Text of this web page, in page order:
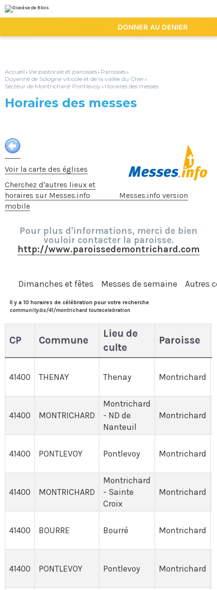
au
contenu.
la
personnels
DONNER AU DENIER
Accueil › Vie pastorale et paroisses› Paroisses›
Doyenné de Sologne viticole et de la vallée du Cher›
Secteur de Montrichard-Pontlevoy› Horaires des messes
Horaires des messes
Voir la carte des églises
Cherchez d'autres lieux et
horaires sur Messes.info Messes.info version
mobile
Pour plus d'informations, merci de bien
vouloir contacter la paroisse.
http://www.paroissedemontrichard.com
Dimanches et fêtes Messes de semaine Autres
Il y a 10 horaires de célébration pour votre recherche
community:bs/41/montrichard toutecelebration
CP Commune
Lieu de
culte
Paroisse
41400 THENAY Thenay Montrichard
41400 MONTRICHARD
Montrichard
- ND de
Nanteuil
Montrichard
41400 PONTLEVOY Pontlevoy Montrichard
41400 MONTRICHARD
Montrichard
- Sainte
Croix
Montrichard
41400 BOURRE Bourré Montrichard
41400 PONTLEVOY Pontlevoy Montrichard